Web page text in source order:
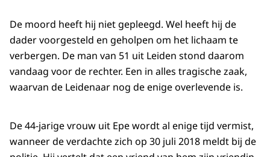
De moord heeft hij niet gepleegd. Wel heeft hij de
dader voorgesteld en geholpen om het lichaam te
verbergen. De man van 51 uit Leiden stond daarom
vandaag voor de rechter. Een in alles tragische zaak,
waarvan de Leidenaar nog de enige overlevende is.
De 44-jarige vrouw uit Epe wordt al enige tijd vermist,
wanneer de verdachte zich op 30 juli 2018 meldt bij de